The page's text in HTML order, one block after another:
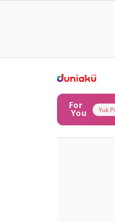
For
You Yuk